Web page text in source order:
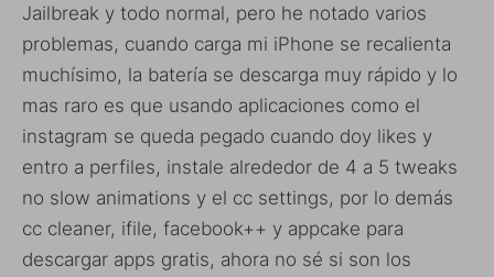
Jailbreak y todo normal, pero he notado varios
problemas, cuando carga mi iPhone se recalienta
muchísimo, la batería se descarga muy rápido y lo
mas raro es que usando aplicaciones como el
instagram se queda pegado cuando doy likes y
entro a perfiles, instale alrededor de 4 a 5 tweaks
no slow animations y el cc settings, por lo demás
cc cleaner, ifile, facebook++ y appcake para
descargar apps gratis, ahora no sé si son los